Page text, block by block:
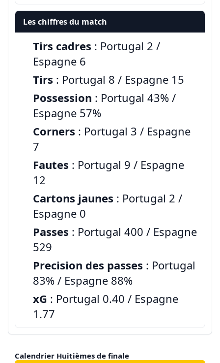
Les chiffres du match
Tirs cadres : Portugal 2 /
Espagne 6
Tirs : Portugal 8 / Espagne 15
Possession : Portugal 43% /
Espagne 57%
Corners : Portugal 3 / Espagne
7
Fautes : Portugal 9 / Espagne
12
Cartons jaunes : Portugal 2 /
Espagne 0
Passes : Portugal 400 / Espagne
529
Precision des passes : Portugal
83% / Espagne 88%
xG : Portugal 0.40 / Espagne
1.77
Calendrier Huitièmes de finale